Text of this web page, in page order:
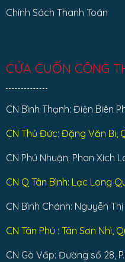
Chính Sách Thanh Toán
CỬA CUỐN CÔNG
CN Bình Thạnh: Điện Biên
CN Thủ Đức: Đặng Văn Bi,
CN Phú Nhuận: Phan Xích
CN Q Tân Bình: Lạc Long
CN Bình Chánh: Nguyễn Thị
CN Tân Phú : Tân Sơn Nhì,
CN Gò Vấp: Đường số 28,